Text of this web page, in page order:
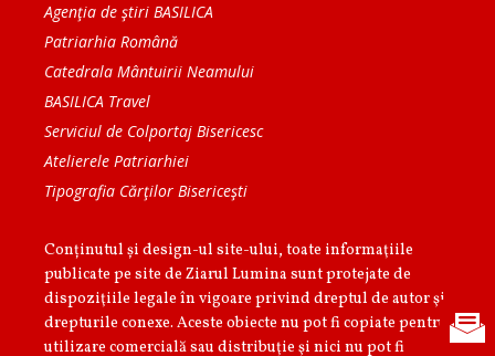
Agenţia de ştiri BASILICA
Patriarhia Română
Catedrala Mântuirii Neamului
BASILICA Travel
Serviciul de Colportaj Bisericesc
Atelierele Patriarhiei
Tipografia Cărţilor Bisericeşti
Conținutul și design-ul site-ului, toate informaţiile
publicate pe site de Ziarul Lumina sunt protejate de
dispoziţiile legale în vigoare privind dreptul de autor şi
drepturile conexe. Aceste obiecte nu pot fi copiate pentru
utilizare comercială sau distribuţie şi nici nu pot fi